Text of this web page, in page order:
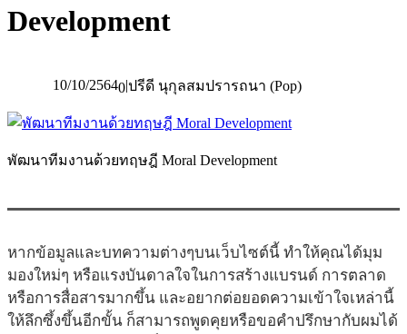
Development
10/10/25640|ปรีดี นุกุลสมปรารถนา (Pop)
พัฒนาทีมงานด้วยทฤษฎี Moral Development
หากข้อมูลและบทความต่างๆบนเว็บไซต์นี้ ทำให้คุณได้มุม
มองใหม่ๆ หรือแรงบันดาลใจในการสร้างแบรนด์ การตลาด
หรือการสื่อสารมากขึ้น และอยากต่อยอดความเข้าใจเหล่านี้
ให้ลึกซึ้งขึ้นอีกขั้น ก็สามารถพูดคุยหรือขอคำปรึกษากับผมได้